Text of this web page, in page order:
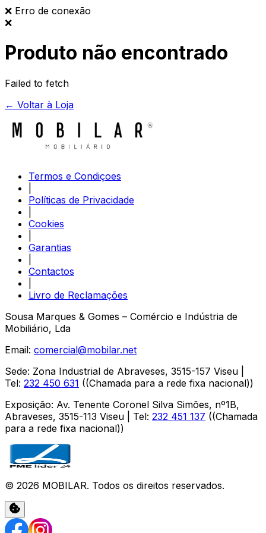
❌ Erro de conexão
❌
Produto não encontrado
Failed to fetch
← Voltar à Loja
Termos e Condiçoes
Políticas de Privacidade
Cookies
Garantias
Contactos
Livro de Reclamações
Sousa Marques & Gomes – Comércio e Indústria de
Mobiliário, Lda
Email: comercial@mobilar.net
Sede: Zona Industrial de Abraveses, 3515-157 Viseu
Tel: 232 450 631 ((Chamada para a rede fixa nacional))
Exposição: Av. Tenente Coronel Silva Simões, nº1B,
Abraveses, 3515-113 Viseu | Tel: 232 451 137 ((Chamada
para a rede fixa nacional))
© 2026 MOBILAR. Todos os direitos reservados.